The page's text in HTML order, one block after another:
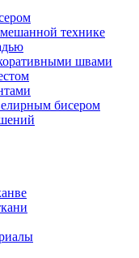
технике
швами
бисером